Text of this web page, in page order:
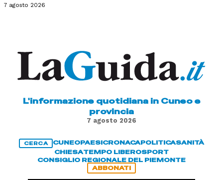
7 agosto 2026
L'informazione quotidiana in Cuneo e
provincia
7 agosto 2026
CERCA CUNEOPAESICRONACAPOLITICASANITÀ
CHIESATEMPO LIBEROSPORT
CONSIGLIO REGIONALE DEL PIEMONTE
ABBONATI